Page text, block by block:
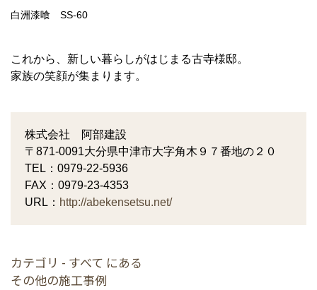
白洲漆喰 SS-60
これから、新しい暮らしがはじまる古寺様邸。
家族の笑顔が集まります。
株式会社 阿部建設
〒871-0091大分県中津市大字角木９７番地の２０
TEL：0979-22-5936
FAX：0979-23-4353
URL： http://abekensetsu.net/
カテゴリ - すべて にある
その他の施工事例